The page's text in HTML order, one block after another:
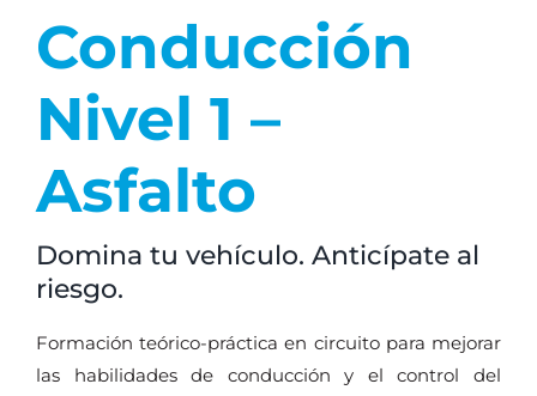
Conducción
Nivel 1 –
Asfalto
Domina tu vehículo. Anticípate al
riesgo.
Formación teórico-práctica en circuito para mejorar
las habilidades de conducción y el control del